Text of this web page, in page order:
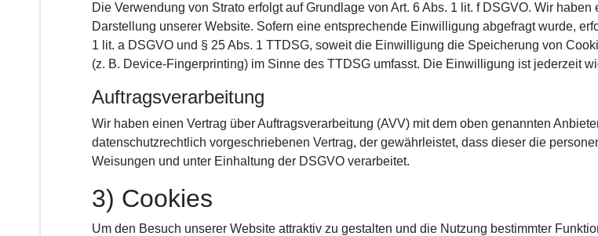
Die Verwendung von Strato erfolgt auf Grundlage von Art. 6 Abs. 1 lit. f DSGVO. Wir
Darstellung unserer Website. Sofern eine entsprechende Einwilligung abgefragt wurde,
1 lit. a DSGVO und § 25 Abs. 1 TTDSG, soweit die Einwilligung die Speicherung von
(z. B. Device-Fingerprinting) im Sinne des TTDSG umfasst. Die Einwilligung ist jederzeit
Auftragsverarbeitung
Wir haben einen Vertrag über Auftragsverarbeitung (AVV) mit dem oben genannten
datenschutzrechtlich vorgeschriebenen Vertrag, der gewährleistet, dass dieser die
Weisungen und unter Einhaltung der DSGVO verarbeitet.
3) Cookies
Um den Besuch unserer Website attraktiv zu gestalten und die Nutzung bestimmter